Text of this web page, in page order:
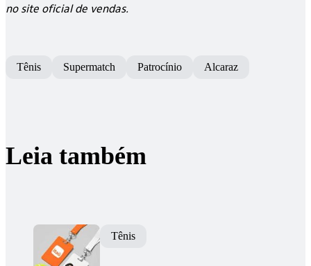
no site oficial de vendas.
Tênis Supermatch Patrocínio Alcaraz
Leia também
Tênis